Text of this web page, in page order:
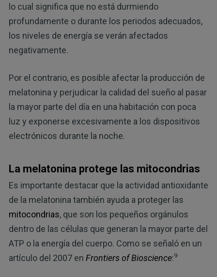
lo cual significa que no está durmiendo
profundamente o durante los periodos adecuados,
los niveles de energía se verán afectados
negativamente.
Por el contrario, es posible afectar la producción de
melatonina y perjudicar la calidad del sueño al pasar
la mayor parte del día en una habitación con poca
luz y exponerse excesivamente a los dispositivos
electrónicos durante la noche.
La melatonina protege las mitocondrias
Es importante destacar que la actividad antioxidante
de la melatonina también ayuda a proteger las
mitocondrias, que son los pequeños orgánulos
dentro de las células que generan la mayor parte del
ATP o la energía del cuerpo. Como se señaló en un
artículo del 2007 en Frontiers of Bioscience:9